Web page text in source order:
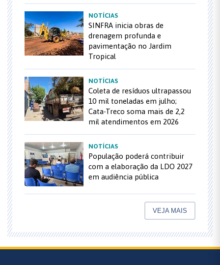
NOTÍCIAS
SINFRA inicia obras de
drenagem profunda e
pavimentação no Jardim
Tropical
NOTÍCIAS
Coleta de resíduos ultrapassou
10 mil toneladas em julho;
Cata-Treco soma mais de 2,2
mil atendimentos em 2026
NOTÍCIAS
População poderá contribuir
com a elaboração da LDO 2027
em audiência pública
VEJA MAIS